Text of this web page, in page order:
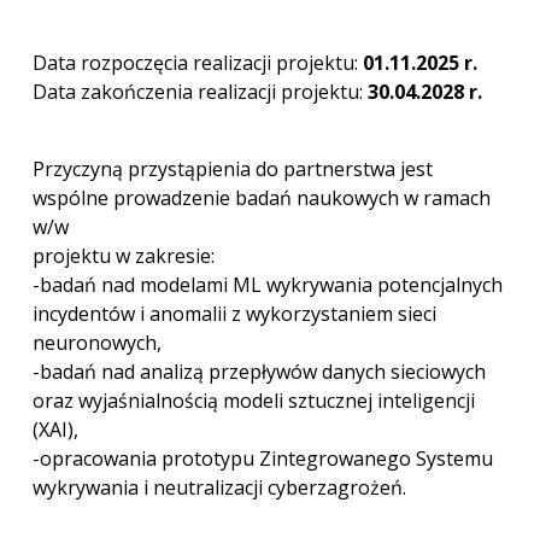
Data rozpoczęcia realizacji projektu: 01.11.2025 r.
Data zakończenia realizacji projektu: 30.04.2028 r.
Przyczyną przystąpienia do partnerstwa jest
wspólne prowadzenie badań naukowych w ramach
w/w
projektu w zakresie:
-badań nad modelami ML wykrywania potencjalnych
incydentów i anomalii z wykorzystaniem sieci
neuronowych,
-badań nad analizą przepływów danych sieciowych
oraz wyjaśnialnością modeli sztucznej inteligencji
(XAI),
-opracowania prototypu Zintegrowanego Systemu
wykrywania i neutralizacji cyberzagrożeń.